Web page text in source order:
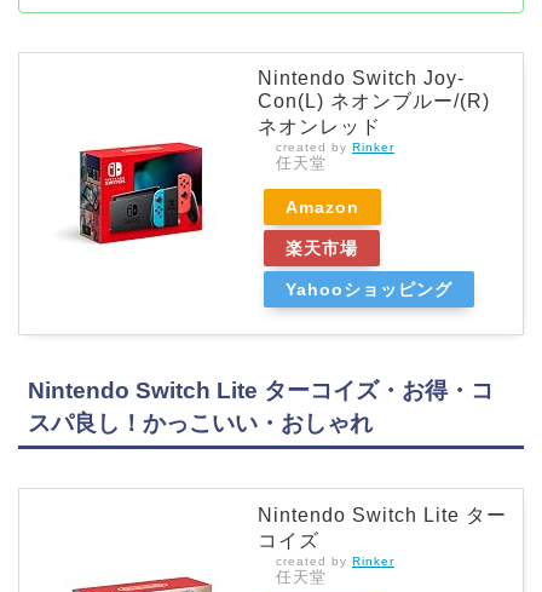
Nintendo Switch Joy-
Con(L) ネオンブルー/(R)
ネオンレッド
created by Rinker
任天堂
Amazon
楽天市場
Yahooショッピング
Nintendo Switch Lite ターコイズ・お得・コ
スパ良し！かっこいい・おしゃれ
Nintendo Switch Lite ター
コイズ
created by Rinker
任天堂